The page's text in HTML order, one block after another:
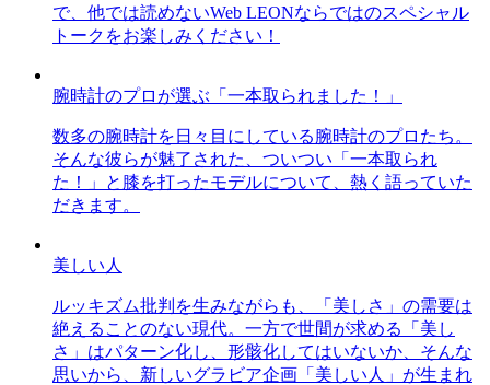
で、他では読めないWeb LEONならではのスペシャル
トークをお楽しみください！
腕時計のプロが選ぶ「一本取られました！」
数多の腕時計を日々目にしている腕時計のプロたち。
そんな彼らが魅了された、ついつい「一本取られ
た！」と膝を打ったモデルについて、熱く語っていた
だきます。
美しい人
ルッキズム批判を生みながらも、「美しさ」の需要は
絶えることのない現代。一方で世間が求める「美し
さ」はパターン化し、形骸化してはいないか、そんな
思いから、新しいグラビア企画「美しい人」が生まれ